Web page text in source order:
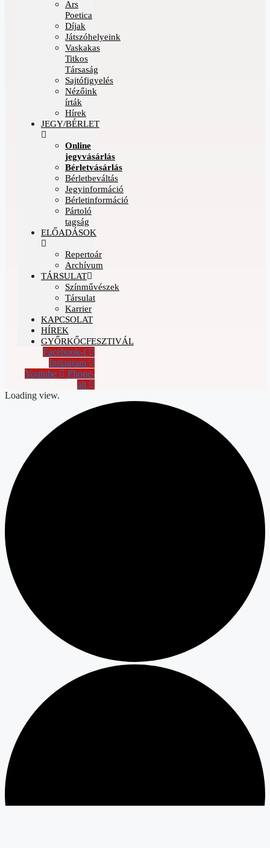
Ars
Poetica
Díjak
Játszóhelyeink
Vaskakas
Titkos
Társaság
Sajtófigyelés
Nézőink
írták
Hírek
JEGY/BÉRLET
Online
jegyvásárlás
Bérletvásárlás
Bérletbeváltás
Jegyinformáció
Bérletinformáció
Pártoló
tagság
ELŐADÁSOK
Repertoár
Archívum
TÁRSULAT
Színművészek
Társulat
Karrier
KAPCSOLAT
HÍREK
GYŐRKŐCFESZTIVÁL
Facebook-f
Instagram
Youtube
Phone-
alt
Loading view.